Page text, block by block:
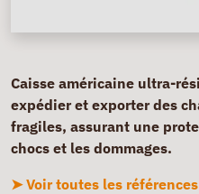
Caisse américaine ultra-
expédier et exporter des
fragiles, assurant une
chocs et les dommages.
➤ Voir toutes les références